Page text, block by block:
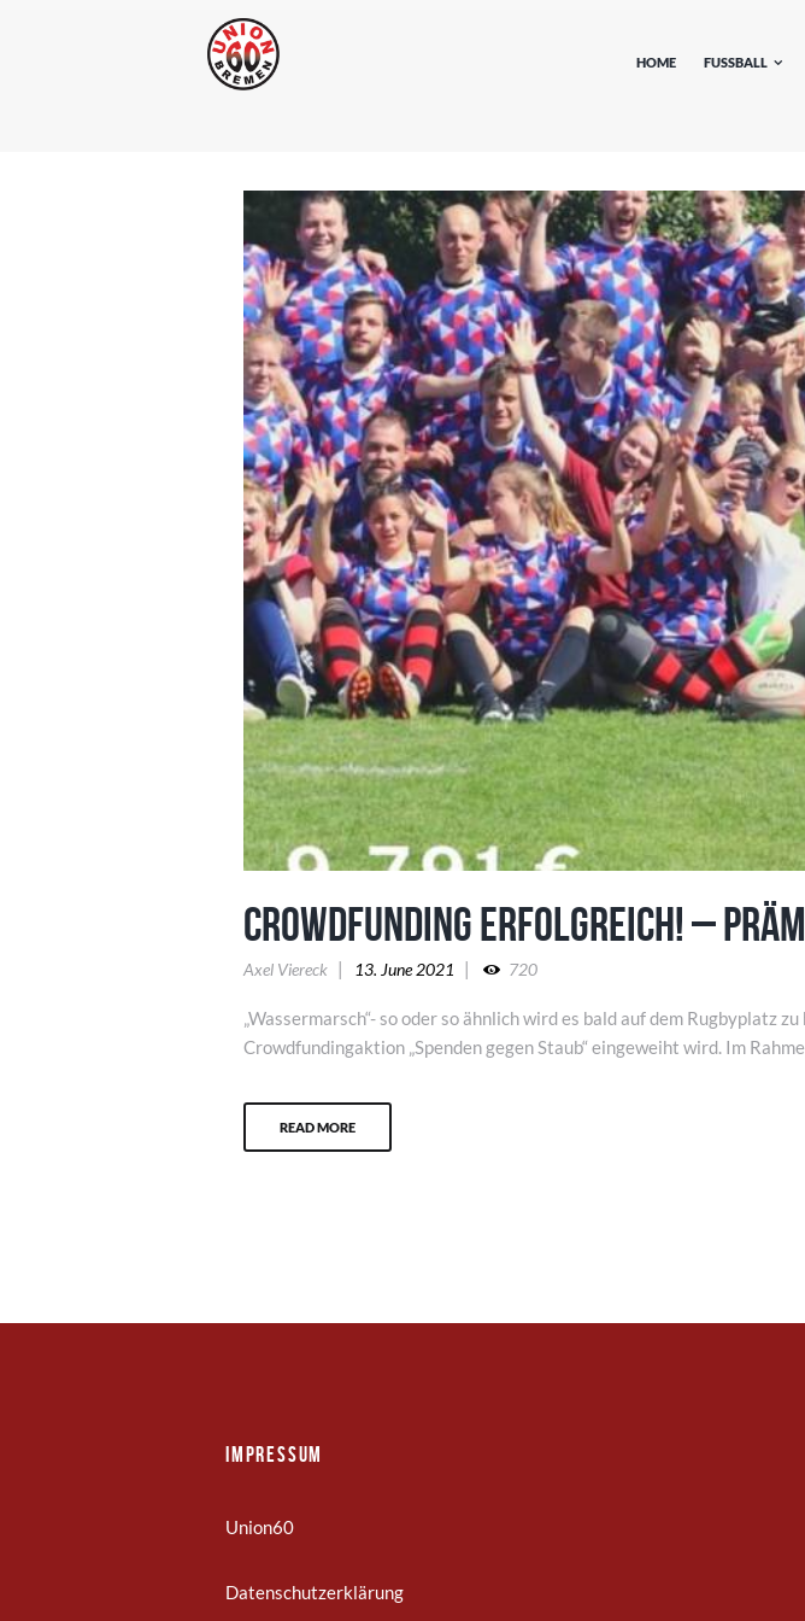
HOME FUSSBALL
Crowdfunding erfolgreich! –
Axel Viereck 13. June 2021 720
„Wassermarsch“- so oder so ähnlich wird es bald auf dem Rugbyplatz
Crowdfundingaktion „Spenden gegen Staub“ eingeweiht wird. Im
READ MORE
Impressum
Union60
Datenschutzerklärung